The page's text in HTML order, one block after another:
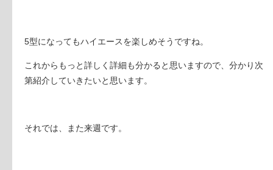
5型になってもハイエースを楽しめそうですね。
これからもっと詳しく詳細も分かると思いますので、分かり次
第紹介していきたいと思います。
それでは、また来週です。